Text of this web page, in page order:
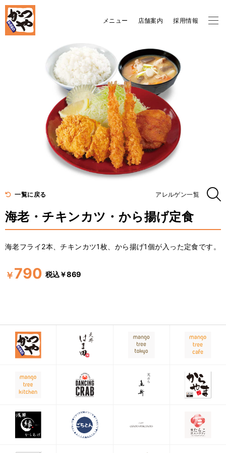
メニュー 店舗案内 採用情報
海老・チキンカツ・から揚げ定食
一覧に戻る
海老フライ2本、チキンカツ1枚、から揚げ1個が入った定食です。
￥790 税込￥869
アレルゲン一覧